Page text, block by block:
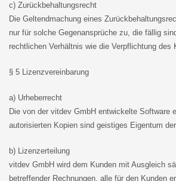
c) Zurückbehaltungsrecht
Die Geltendmachung eines
nur für solche Gegenansprüche zu, die fällig
rechtlichen Verhältnis wie die Verpflichtung des
§ 5 Lizenzvereinbarung
a) Urheberrecht
Die von der vitdev GmbH entwickelte Software
autorisierten Kopien sind geistiges Eigentum
b) Lizenzerteilung
vitdev GmbH wird dem Kunden mit Ausgleich
betreffender Rechnungen, alle für den Kunden